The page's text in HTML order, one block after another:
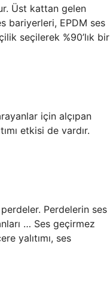
Üst kattan gelen
bariyerleri, EPDM ses
seçilerek %90’lık bir
için alçıpan
etkisi de vardır.
Perdelerin ses
… Ses geçirmez
yalıtımı, ses